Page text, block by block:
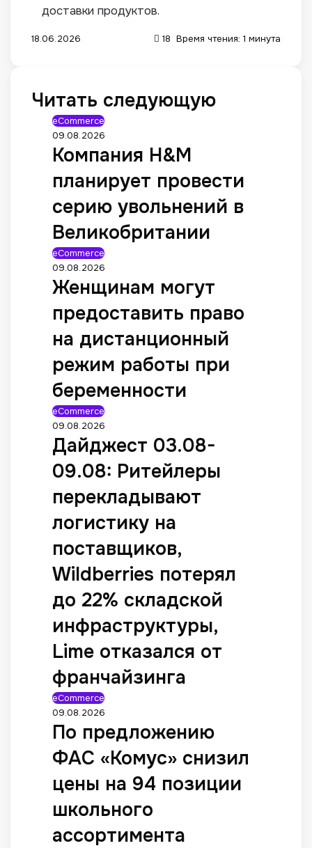
доставки продуктов.
18.06.2026 18 Время чтения: 1 минута
Читать следующую
eCommerce
09.08.2026
Компания H&M
планирует провести
серию увольнений в
Великобритании
eCommerce
09.08.2026
Женщинам могут
предоставить право
на дистанционный
режим работы при
беременности
eCommerce
09.08.2026
Дайджест 03.08-
09.08: Ритейлеры
перекладывают
логистику на
поставщиков,
Wildberries потерял
до 22% складской
инфраструктуры,
Lime отказался от
франчайзинга
eCommerce
09.08.2026
По предложению
ФАС «Комус» снизил
цены на 94 позиции
школьного
ассортимента